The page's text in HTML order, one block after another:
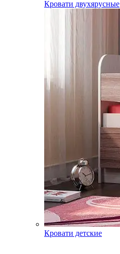
Кровати двухярусные
Кровати детские